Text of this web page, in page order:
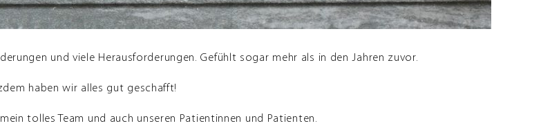
und viele Herausforderungen. Gefühlt sogar mehr als in den Jahren zuvor.
haben wir alles gut geschafft!
tolles Team und auch unseren Patientinnen und Patienten.